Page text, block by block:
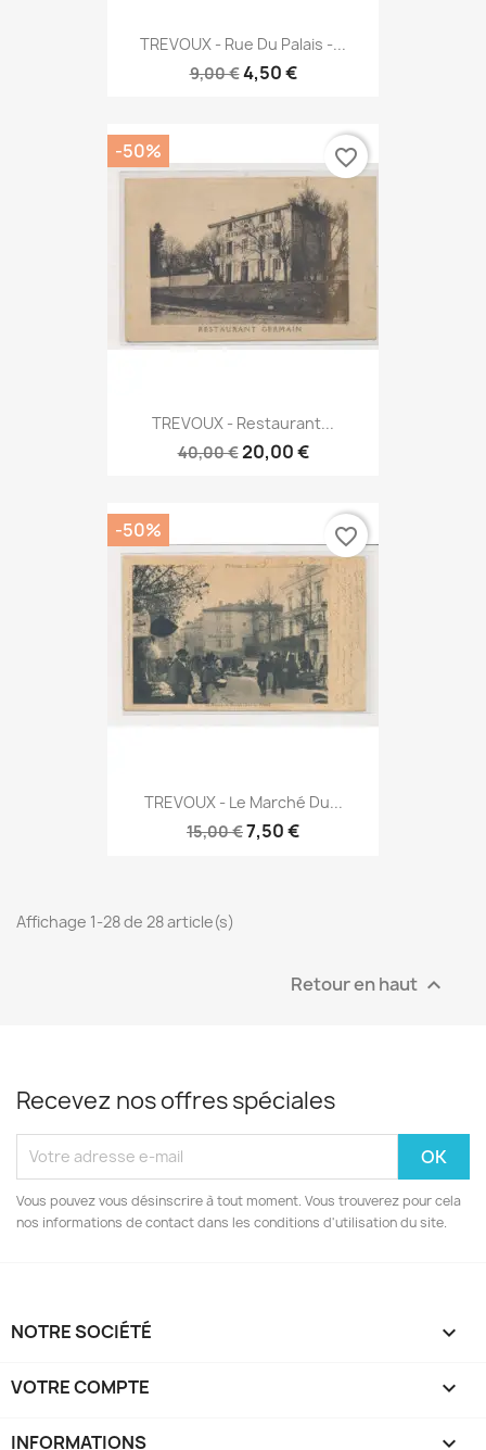
TREVOUX - Rue Du Palais -...
9,00 €4,50 €
TREVOUX - Restaurant...
40,00 €20,00 €
-50% favorite_border
TREVOUX - Le Marché Du...
15,00 €7,50 €
-50% favorite_border
Affichage 1-28 de 28 article(s)
Retour en haut 
Recevez nos offres spéciales
Vous pouvez vous désinscrire à tout moment. Vous trouverez pour cela
nos informations de contact dans les conditions d'utilisation du site.
NOTRE SOCIÉTÉ 
VOTRE COMPTE 
INFORMATIONS keyboard_arrow_down